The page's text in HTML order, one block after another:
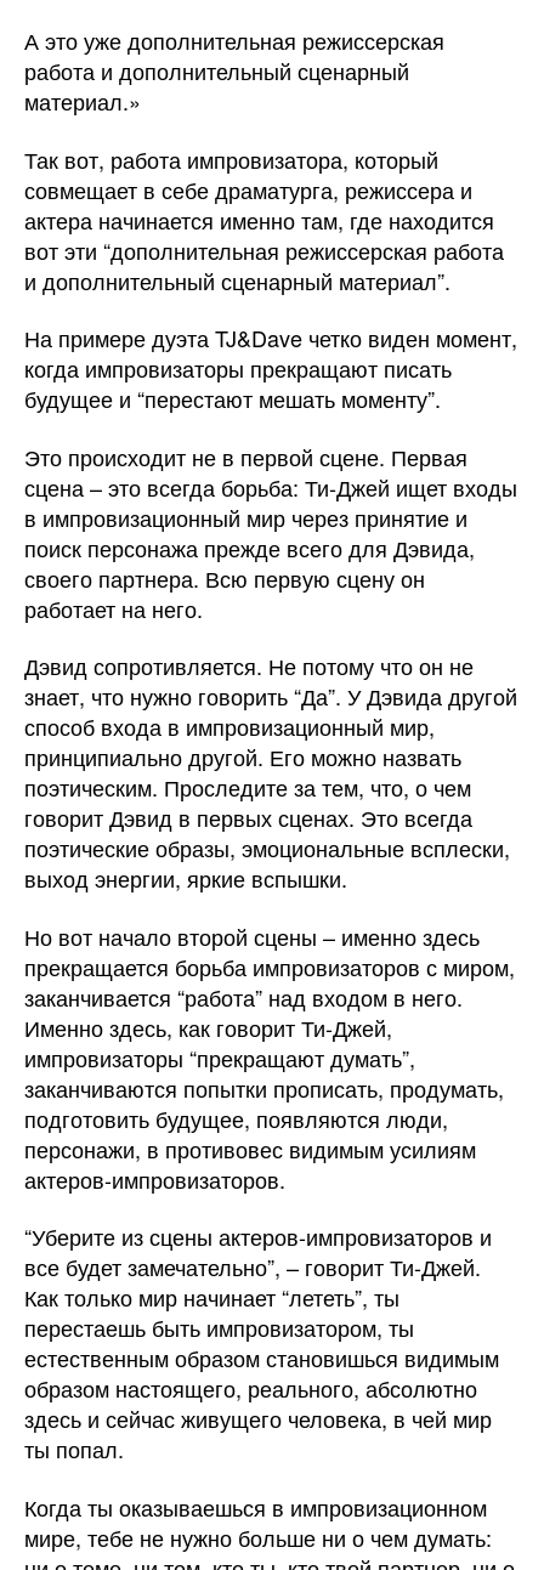
А это уже дополнительная режиссерская
работа и дополнительный сценарный
материал.»
Так вот, работа импровизатора, который
совмещает в себе драматурга, режиссера и
актера начинается именно там, где находится
вот эти “дополнительная режиссерская работа
и дополнительный сценарный материал”.
На примере дуэта TJ&Dave четко виден момент,
когда импровизаторы прекращают писать
будущее и “перестают мешать моменту”.
Это происходит не в первой сцене. Первая
сцена – это всегда борьба: Ти-Джей ищет входы
в импровизационный мир через принятие и
поиск персонажа прежде всего для Дэвида,
своего партнера. Всю первую сцену он
работает на него.
Дэвид сопротивляется. Не потому что он не
знает, что нужно говорить “Да”. У Дэвида другой
способ входа в импровизационный мир,
принципиально другой. Его можно назвать
поэтическим. Проследите за тем, что, о чем
говорит Дэвид в первых сценах. Это всегда
поэтические образы, эмоциональные всплески,
выход энергии, яркие вспышки.
Но вот начало второй сцены – именно здесь
прекращается борьба импровизаторов с миром,
заканчивается “работа” над входом в него.
Именно здесь, как говорит Ти-Джей,
импровизаторы “прекращают думать”,
заканчиваются попытки прописать, продумать,
подготовить будущее, появляются люди,
персонажи, в противовес видимым усилиям
актеров-импровизаторов.
“Уберите из сцены актеров-импровизаторов и
все будет замечательно”, – говорит Ти-Джей.
Как только мир начинает “лететь”, ты
перестаешь быть импровизатором, ты
естественным образом становишься видимым
образом настоящего, реального, абсолютно
здесь и сейчас живущего человека, в чей мир
ты попал.
Когда ты оказываешься в импровизационном
мире, тебе не нужно больше ни о чем думать: